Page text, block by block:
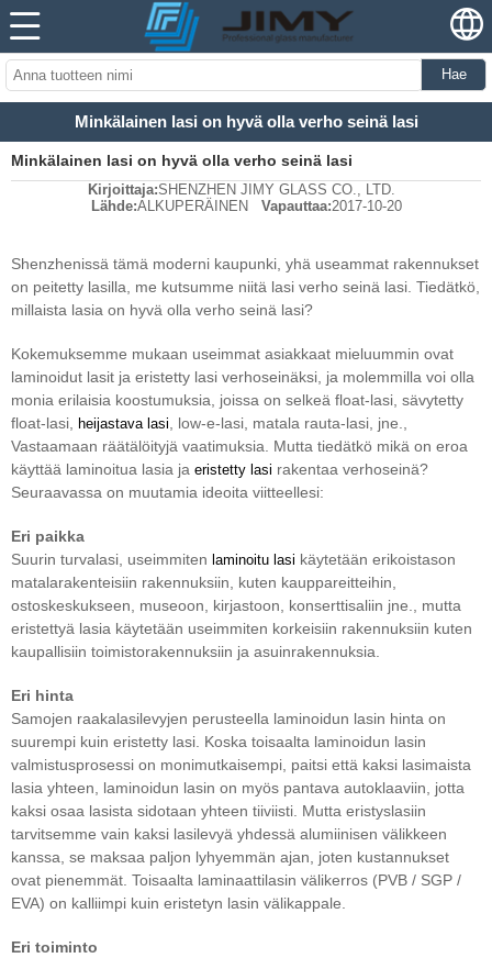
Hae
Minkälainen lasi on hyvä olla verho seinä lasi
Minkälainen lasi on hyvä olla verho seinä lasi
Kirjoittaja:SHENZHEN JIMY GLASS CO., LTD.
Lähde:ALKUPERÄINEN Vapauttaa:2017-10-20
Shenzhenissä tämä moderni kaupunki, yhä useammat rakennukset
on peitetty lasilla, me kutsumme niitä lasi verho seinä lasi. Tiedätkö,
millaista lasia on hyvä olla verho seinä lasi?
Kokemuksemme mukaan useimmat asiakkaat mieluummin ovat
laminoidut lasit ja eristetty lasi verhoseinäksi, ja molemmilla voi olla
monia erilaisia ​​koostumuksia, joissa on selkeä float-lasi, sävytetty
float-lasi,
heijastava lasi , low-e-lasi, matala rauta-lasi, jne.,
Vastaamaan räätälöityjä vaatimuksia. Mutta tiedätkö mikä on eroa
käyttää laminoitua lasia ja eristetty lasi rakentaa verhoseinä?
Seuraavassa on muutamia ideoita viitteellesi:
Eri paikka
Suurin turvalasi, useimmiten laminoitu lasi käytetään erikoistason
matalarakenteisiin rakennuksiin, kuten kauppareitteihin,
ostoskeskukseen, museoon, kirjastoon, konserttisaliin jne., mutta
eristettyä lasia käytetään useimmiten korkeisiin rakennuksiin kuten
kaupallisiin toimistorakennuksiin ja asuinrakennuksia.
Eri hinta
Samojen raakalasilevyjen perusteella laminoidun lasin hinta on
suurempi kuin eristetty lasi. Koska toisaalta laminoidun lasin
valmistusprosessi on monimutkaisempi, paitsi että kaksi lasimaista
lasia yhteen, laminoidun lasin on myös pantava autoklaaviin, jotta
kaksi osaa lasista sidotaan yhteen tiiviisti. Mutta eristyslasiin
tarvitsemme vain kaksi lasilevyä yhdessä alumiinisen välikkeen
kanssa, se maksaa paljon lyhyemmän ajan, joten kustannukset
ovat pienemmät. Toisaalta laminaattilasin välikerros (PVB / SGP /
EVA) on kalliimpi kuin eristetyn lasin välikappale.
Eri toiminto